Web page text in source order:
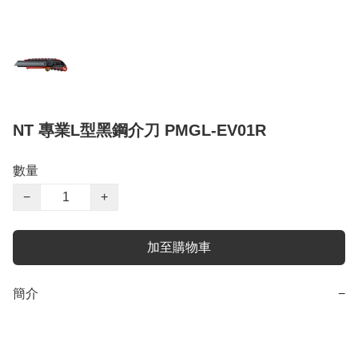
NT 專業L型黑鋼介刀 PMGL-EV01R
數量
−
+
加至購物車
簡介 −